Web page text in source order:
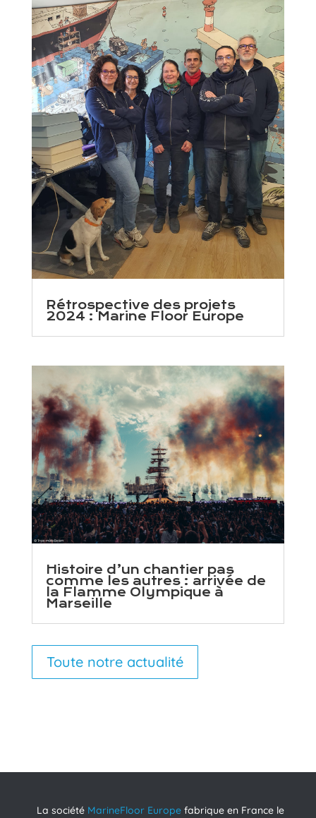
Rétrospective des projets
2024 : Marine Floor Europe
Histoire d’un chantier pas
comme les autres : arrivée de
la Flamme Olympique à
Marseille
Toute notre actualité
La société MarineFloor Europe fabrique en France le